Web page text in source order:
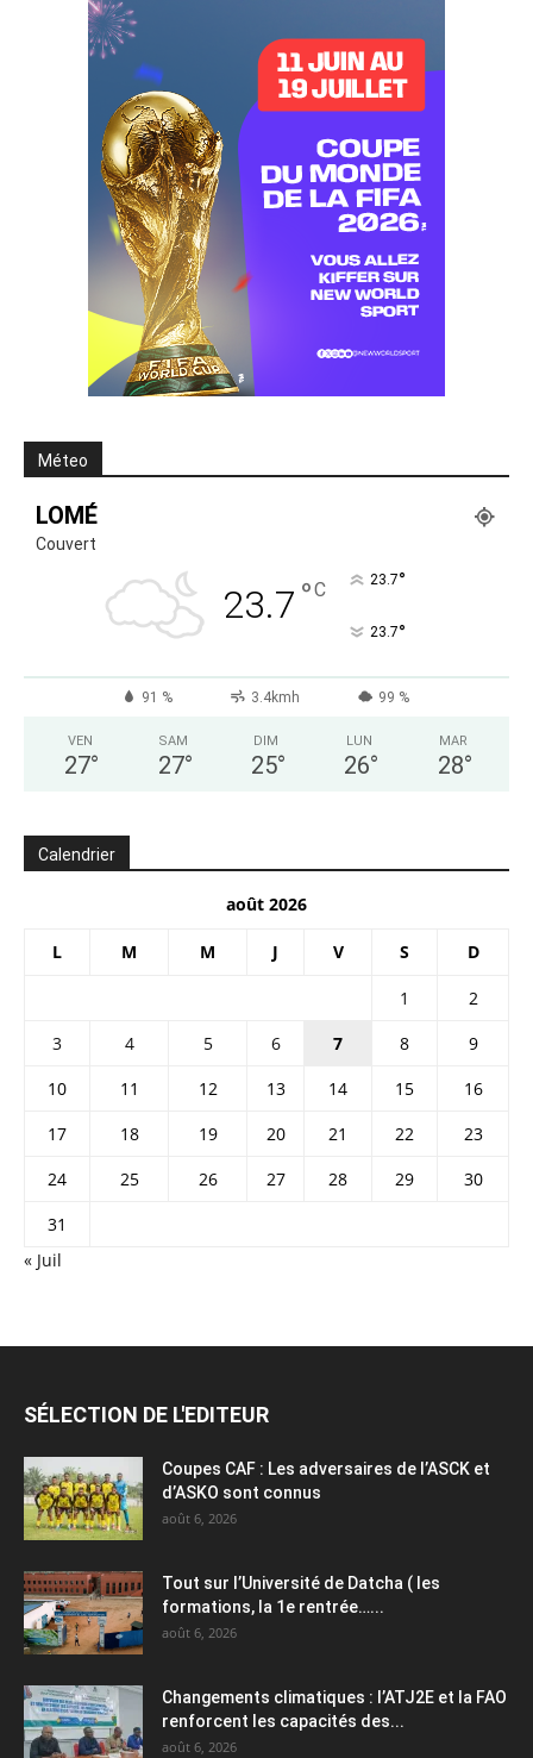
Méteo
LOMÉ
Couvert
23.7 °C 23.7°
23.7°
91 % 3.4kmh 99 %
VEN
27°
SAM
27°
DIM
25°
LUN
26°
MAR
28°
Calendrier
août 2026
L M M J V S D
1
2
3
4 5 6 7 8
9
10
11 12 13 14 15
16
17
18 19 20 21 22
23
24
25 26 27 28 29
30
31
« Juil
SÉLECTION DE L'EDITEUR
Coupes CAF : Les adversaires de l’ASCK et
d’ASKO sont connus
août 6, 2026
Tout sur l’Université de Datcha ( les
formations, la 1e rentrée…...
août 6, 2026
Changements climatiques : l’ATJ2E et la FAO
renforcent les capacités des...
août 6, 2026